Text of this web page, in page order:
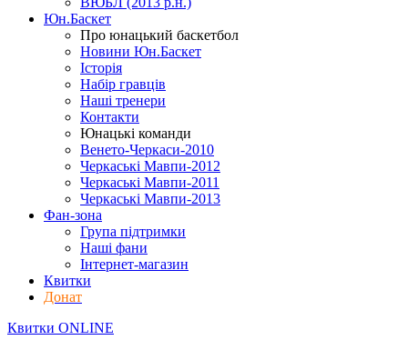
Юн.Баскет
Про юнацький баскетбол
Новини Юн.Баскет
Історія
Набір гравців
Наші тренери
Контакти
Юнацькі команди
Венето-Черкаси-2010
Черкаські Мавпи-2012
Черкаські Мавпи-2011
Черкаські Мавпи-2013
Фан-зона
Група підтримки
Наші фани
Інтернет-магазин
Квитки
Донат
Квитки ONLINE